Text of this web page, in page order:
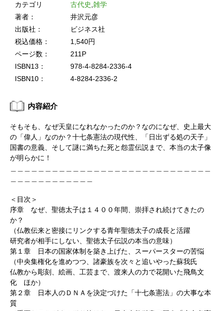
カテゴリ
古代史 雑学
著者：
井沢元彦
出版社：
ビジネス社
税込価格：
1,540円
ページ数：
211P
ISBN13：
978-4-8284-2336-4
ISBN10：
4-8284-2336-2
内容紹介
そもそも、なぜ天皇になれなかったのか？なのになぜ、史上最大
の「偉人」なのか？十七条憲法の現代性、「日出ずる処の天子」
国書の意義、そして謎に満ちた死と怨霊伝説まで、本当の太子像
が明らかに！
＜目次＞
序章 なぜ、聖徳太子は１４００年間、崇拝され続けてきたの
か？
（仏教伝来と密接にリンクする青年聖徳太子の成長と活躍
研究者が相手にしない、聖徳太子伝説の本当の意味）
第１章 日本の国家体制を築き上げた、スーパースターの苦悩
（中央集権化を進めつつ、諸豪族を次々と追いやった蘇我氏
仏教から彫刻、絵画、工芸まで、渡来人の力で花開いた飛鳥文
化 ほか）
第２章 日本人のＤＮＡを決定づけた「十七条憲法」の大事な本
質